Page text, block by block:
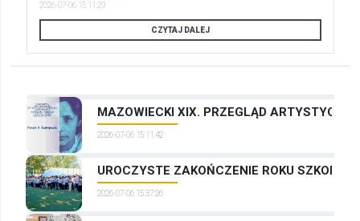
2026-07-06 15:11:29
CZYTAJ DALEJ
MAZOWIECKI XIX. PRZEGLĄD
2026-07-06 15:11:42
UROCZYSTE ZAKOŃCZENIE ROKU
2026-07-06 15:37:26